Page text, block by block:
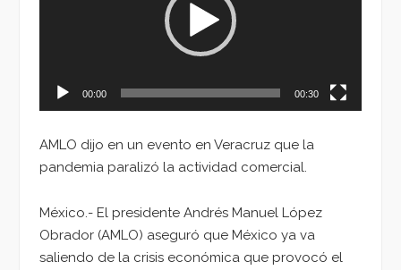
00:00 00:30
AMLO dijo en un evento en Veracruz que la
pandemia paralizó la actividad comercial.
México.- El presidente Andrés Manuel López
Obrador (AMLO) aseguró que México ya va
saliendo de la crisis económica que provocó el